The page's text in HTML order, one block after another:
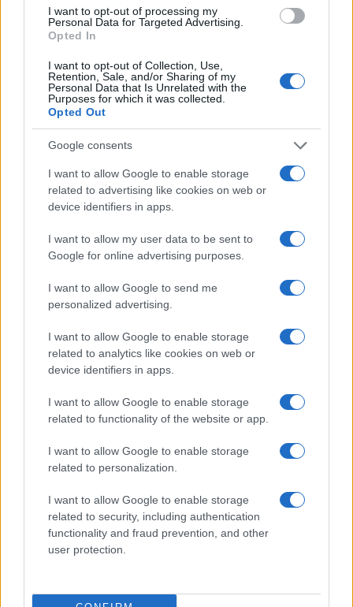
I want to opt-out of processing my
Personal Data for Targeted Advertising.
Opted In
I want to opt-out of Collection, Use,
Retention, Sale, and/or Sharing of my
Personal Data that Is Unrelated with the
Purposes for which it was collected.
Opted Out
Google consents
I want to allow Google to enable storage
related to advertising like cookies on web or
device identifiers in apps.
I want to allow my user data to be sent to
Google for online advertising purposes.
I want to allow Google to send me
personalized advertising.
I want to allow Google to enable storage
related to analytics like cookies on web or
device identifiers in apps.
I want to allow Google to enable storage
related to functionality of the website or app.
I want to allow Google to enable storage
related to personalization.
I want to allow Google to enable storage
related to security, including authentication
functionality and fraud prevention, and other
user protection.
Országos hírek
Túlfogyasztás napja - július 30-ra
Aktuális
E-mail cím
Feliratkozom a hírlevélre és elfogadom az
FELIRATKOZÁS
Brandnyúl mini disco
Ilyen még nem volt: most a gyerkőcök bulizhatnak a Káptalan
Kertben!
Beindult az őszibarackszezon, szeptemberig élvezhetjük